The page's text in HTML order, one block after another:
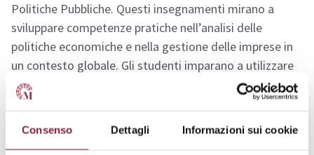
Consenso Dettagli Informazioni sui cookie
Politiche Pubbliche. Questi insegnamenti mirano a
sviluppare competenze pratiche nell’analisi delle
politiche economiche e nella gestione delle imprese in
un contesto globale. Gli studenti imparano a utilizzare
strumenti avanzati di analisi economica e finanziaria
per risolvere problemi complessi.
Nel secondo anno, il piano di studi include anche